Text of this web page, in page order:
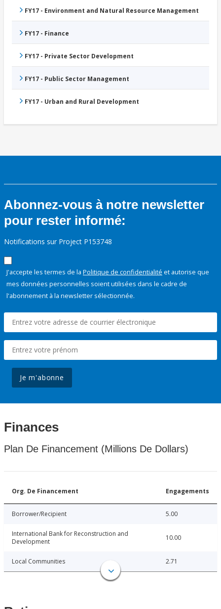
FY17 - Environment and Natural Resource Management
FY17 - Finance
FY17 - Private Sector Development
FY17 - Public Sector Management
FY17 - Urban and Rural Development
Abonnez-vous à notre newsletter
pour rester informé:
Notifications sur Project P153748
J'accepte les termes de la Politique de confidentialité et autorise que
mes données personnelles soient utilisées dans le cadre de
l'abonnement à la newsletter sélectionnée.
Je m'abonne
Finances
Plan De Financement (Millions De Dollars)
Org. De Financement Engagements
Borrower/Recipient 5.00
International Bank for Reconstruction and
Development
10.00
Local Communities 2.71